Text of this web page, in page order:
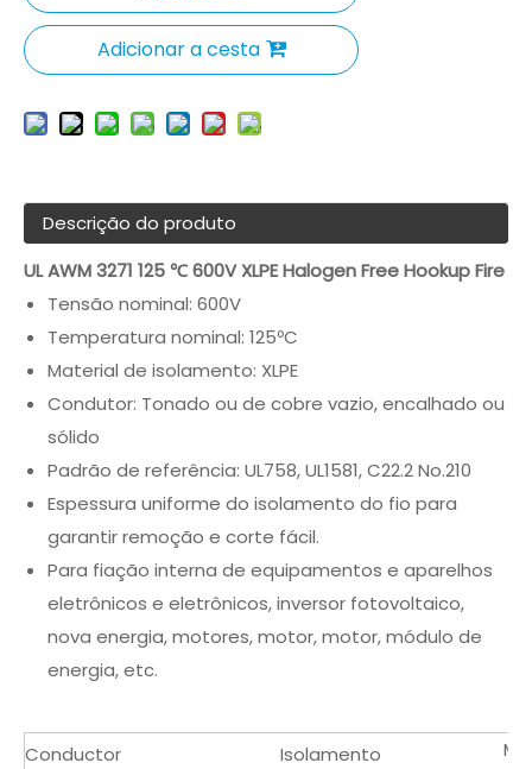
Adicionar a cesta
Descrição do produto
UL AWM 3271 125 ℃ 600V XLPE Halogen Free Hookup Fire
Tensão nominal: 600V
Temperatura nominal: 125ºC
Material de isolamento: XLPE
Condutor: Tonado ou de cobre vazio, encalhado ou
sólido
Padrão de referência: UL758, UL1581, C22.2 No.210
Espessura uniforme do isolamento do fio para
garantir remoção e corte fácil.
Para fiação interna de equipamentos e aparelhos
eletrônicos e eletrônicos, inversor fotovoltaico,
nova energia, motores, motor, motor, módulo de
energia, etc.
Conductor Isolamento